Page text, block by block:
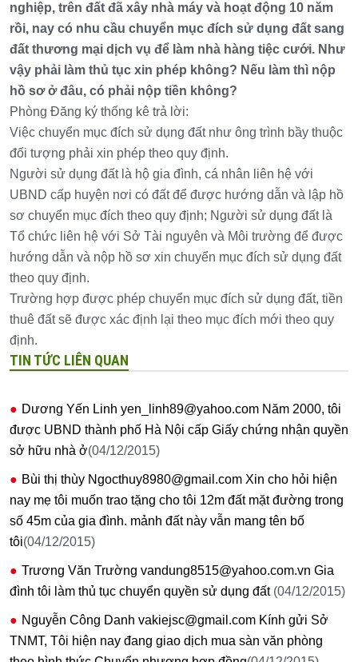
nghiệp, trên đất đã xây nhà máy và hoạt động 10 năm
rồi, nay có nhu cầu chuyển mục đích sử dụng đất sang
đất thương mại dịch vụ để làm nhà hàng tiệc cưới. Như
vậy phải làm thủ tục xin phép không? Nếu làm thì nộp
hồ sơ ở đâu, có phải nộp tiền không?
Phòng Đăng ký thống kê trả lời:
Việc chuyển mục đích sử dụng đất như ông trình bầy thuộc
đối tượng phải xin phép theo quy định.
Người sử dụng đất là hộ gia đình, cá nhân liên hệ với
UBND cấp huyện nơi có đất để được hướng dẫn và lập hồ
sơ chuyển mục đích theo quy định; Người sử dụng đất là
Tổ chức liên hệ với Sở Tài nguyên và Môi trường để được
hướng dẫn và nộp hồ sơ xin chuyển mục đích sử dụng đất
theo quy định.
Trường hợp được phép chuyển mục đích sử dụng đất, tiền
thuê đất sẽ được xác định lại theo mục đích mới theo quy
định.
TIN TỨC LIÊN QUAN
Dương Yến Linh yen_linh89@yahoo.com Năm 2000, tôi
được UBND thành phố Hà Nội cấp Giấy chứng nhận quyền
sở hữu nhà ở(04/12/2015)
Bùi thị thùy Ngocthuy8980@gmail.com Xin cho hỏi hiện
nay mẹ tôi muốn trao tặng cho tôi 12m đất mặt đường trong
số 45m của gia đình. mảnh đất này vẫn mang tên bố
tôi(04/12/2015)
Trương Văn Trường vandung8515@yahoo.com.vn Gia
đình tôi làm thủ tục chuyển quyền sử dụng đất (04/12/2015)
Nguyễn Công Danh vakiejsc@gmail.com Kính gửi Sở
TNMT, Tôi hiện nay đang giao dịch mua sàn văn phòng